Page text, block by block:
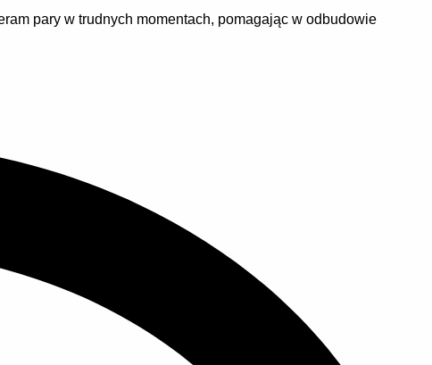
pary w trudnych momentach, pomagając w odbudowie